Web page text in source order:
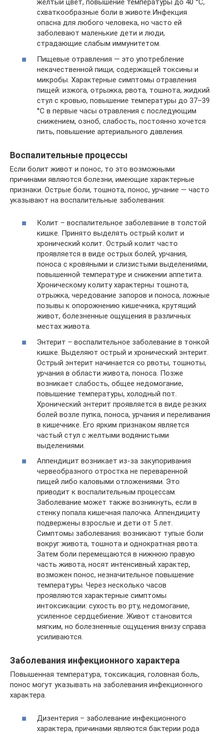
желтый цвет, повышение температуры до 40 °C,
схваткообразные боли в животе.Инфекция
опасна для любого человека, но часто ей
заболевают маленькие дети и люди,
страдающие слабым иммунитетом.
Пищевые отравления — это употребление
некачественной пищи, содержащей токсины и
микробы. Характерные симптомы отравления
пищей: изжога, отрыжка, рвота, тошнота, жидкий
стул с кровью, повышение температуры до 37–39
°C в первые часы отравления с последующим
снижением, озноб, слабость, постоянно хочется
пить, повышение артериального давления.
Воспалительные процессы
Если болит живот и понос, то это возможными
причинами являются болезни, имеющие характерные
признаки. Острые боли, тошнота, понос, урчание — часто
указывают на воспалительные заболевания:
Колит – воспалительное заболевание в толстой
кишке. Принято выделять острый колит и
хронический колит. Острый колит часто
проявляется в виде острых болей, урчания,
поноса с кровяными и слизистыми выделениями,
повышенной температуре и снижении аппетита.
Хроническому колиту характерны тошнота,
отрыжка, чередование запоров и поноса, ложные
позывы к опорожнению кишечника, крутящий
живот, болезненные ощущения в различных
местах живота.
Энтерит – воспалительное заболевание в тонкой
кишке. Выделяют острый и хронический энтерит.
Острый энтерит начинается со рвоты, тошноты,
урчания в области живота, поноса. Позже
возникает слабость, общее недомогание,
повышение температуры, холодный пот.
Хронический энтерит проявляется в виде резких
болей возле пупка, поноса, урчания и переливания
в кишечнике. Его ярким признаком является
частый стул с желтыми водянистыми
выделениями.
Аппендицит возникает из-за закупоривания
червеобразного отростка не переваренной
пищей либо каловыми отложениями. Это
приводит к воспалительным процессам.
Заболевание может также возникнуть, если в
стенку попала кишечная палочка. Аппендициту
подвержены взрослые и дети от 5 лет.
Симптомы заболевания: возникают тупые боли
вокруг живота, тошнота и однократная рвота.
Затем боли перемещаются в нижнюю правую
часть живота, носят интенсивный характер,
возможен понос, незначительное повышение
температуры. Через несколько часов
проявляются характерные симптомы
интоксикации: сухость во рту, недомогание,
усиленное сердцебиение. Живот становится
мягким, но болезненные ощущения внизу справа
усиливаются.
Заболевания инфекционного характера
Повышенная температура, токсикация, головная боль,
понос могут указывать на заболевания инфекционного
характера.
Дизентерия – заболевание инфекционного
характера, причинами являются бактерии рода